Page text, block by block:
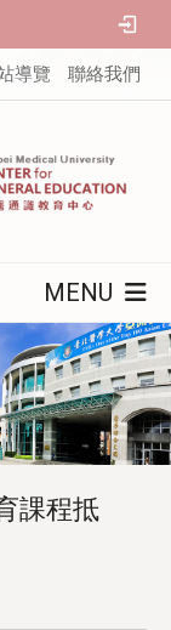
導覽 聯絡我們
MENU
課程抵